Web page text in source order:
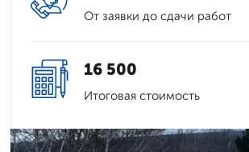
От заявки до сдачи работ
16 500
Итоговая стоимость